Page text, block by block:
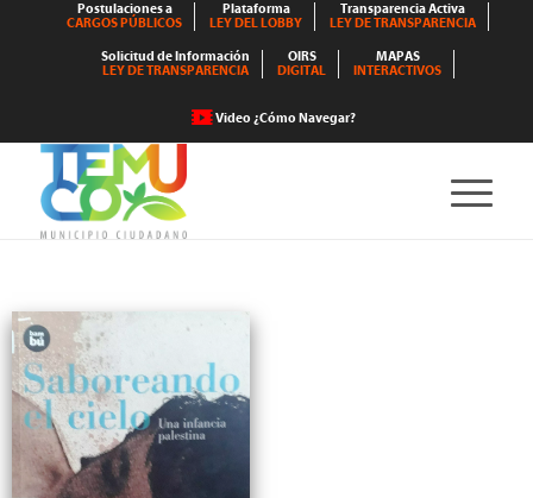
Postulaciones a
CARGOS PÚBLICOS
Plataforma
LEY DEL LOBBY
Transparencia Activa
LEY DE TRANSPARENCIA
Solicitud de Información
LEY DE TRANSPARENCIA
OIRS
DIGITAL
MAPAS
INTERACTIVOS
Video ¿Cómo Navegar?